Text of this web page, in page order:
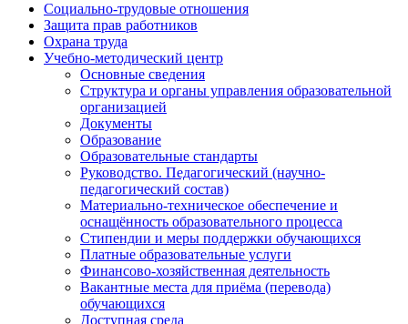
Социально-трудовые отношения
Защита прав работников
Охрана труда
Учебно-методический центр
Основные сведения
Структура и органы управления образовательной
организацией
Документы
Образование
Образовательные стандарты
Руководство. Педагогический (научно-
педагогический состав)
Материально-техническое обеспечение и
оснащённость образовательного процесса
Стипендии и меры поддержки обучающихся
Платные образовательные услуги
Финансово-хозяйственная деятельность
Вакантные места для приёма (перевода)
обучающихся
Доступная среда